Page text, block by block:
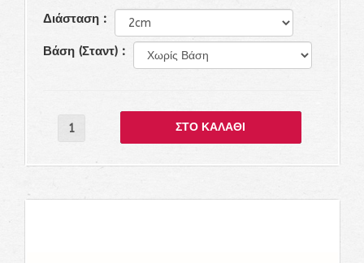
Διάσταση :
Βάση (Σταντ) :